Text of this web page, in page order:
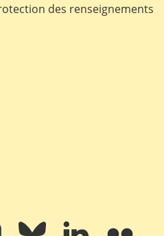
des renseignements